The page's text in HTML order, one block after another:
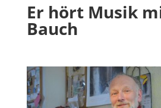
Er hört Musik
Bauch